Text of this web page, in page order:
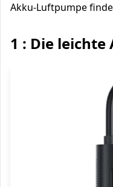
Akku-Luftpumpe
1 : Die